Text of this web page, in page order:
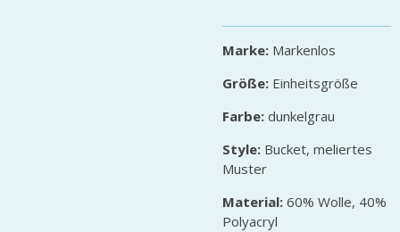
Marke: Markenlos
Größe: Einheitsgröße
Farbe: dunkelgrau
Style: Bucket, meliertes
Muster
Material: 60% Wolle, 40%
Polyacryl